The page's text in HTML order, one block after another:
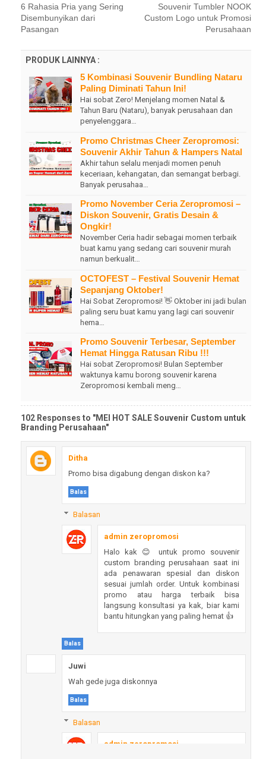
6 Rahasia Pria yang Sering
Disembunyikan dari
Pasangan
Souvenir Tumbler NOOK
Custom Logo untuk Promosi
Perusahaan
PRODUK LAINNYA :
5 Kombinasi Souvenir Bundling Nataru
Paling Diminati Tahun Ini!
Hai sobat Zero! Menjelang momen Natal &
Tahun Baru (Nataru), banyak perusahaan dan
penyelenggara…
Promo Christmas Cheer Zeropromosi:
Souvenir Akhir Tahun & Hampers Natal
Akhir tahun selalu menjadi momen penuh
keceriaan, kehangatan, dan semangat berbagi.
Banyak perusahaa…
Promo November Ceria Zeropromosi –
Diskon Souvenir, Gratis Desain &
Ongkir!
November Ceria hadir sebagai momen terbaik
buat kamu yang sedang cari souvenir murah
namun berkualit…
OCTOFEST – Festival Souvenir Hemat
Sepanjang Oktober!
Hai Sobat Zeropromosi! 👋 Oktober ini jadi bulan
paling seru buat kamu yang lagi cari souvenir
hema…
Promo Souvenir Terbesar, September
Hemat Hingga Ratusan Ribu !!!
Hai sobat Zeropromosi! Bulan September
waktunya kamu borong souvenir karena
Zeropromosi kembali meng…
102 Responses to "MEI HOT SALE Souvenir Custom untuk
Branding Perusahaan"
Ditha
Promo bisa digabung dengan diskon ka?
Balas
Balasan
admin zeropromosi
Halo kak 😊 untuk promo souvenir
custom branding perusahaan saat ini
ada penawaran spesial dan diskon
sesuai jumlah order. Untuk kombinasi
promo atau harga terbaik bisa
langsung konsultasi ya kak, biar kami
bantu hitungkan yang paling hemat 👍
Balas
Juwi
Wah gede juga diskonnya
Balas
Balasan
admin zeropromosi